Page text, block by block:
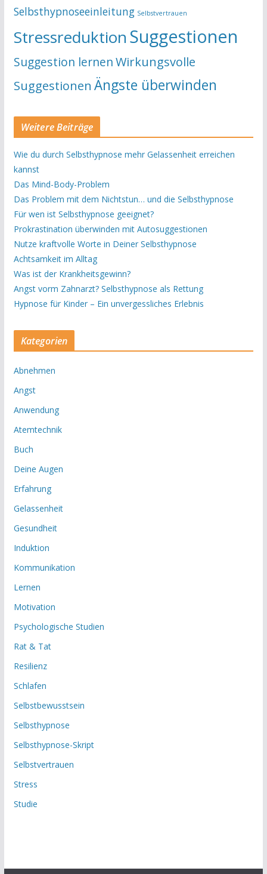
Selbsthypnoseeinleitung Selbstvertrauen
StressreduktionSuggestionen
Suggestion lernenWirkungsvolle
Suggestionen Ängste überwinden
Weitere Beiträge
Wie du durch Selbsthypnose mehr Gelassenheit erreichen
kannst
Das Mind-Body-Problem
Das Problem mit dem Nichtstun… und die Selbsthypnose
Für wen ist Selbsthypnose geeignet?
Prokrastination überwinden mit Autosuggestionen
Nutze kraftvolle Worte in Deiner Selbsthypnose
Achtsamkeit im Alltag
Was ist der Krankheitsgewinn?
Angst vorm Zahnarzt? Selbsthypnose als Rettung
Hypnose für Kinder – Ein unvergessliches Erlebnis
Kategorien
Abnehmen
Angst
Anwendung
Atemtechnik
Buch
Deine Augen
Erfahrung
Gelassenheit
Gesundheit
Induktion
Kommunikation
Lernen
Motivation
Psychologische Studien
Rat & Tat
Resilienz
Schlafen
Selbstbewusstsein
Selbsthypnose
Selbsthypnose-Skript
Selbstvertrauen
Stress
Studie